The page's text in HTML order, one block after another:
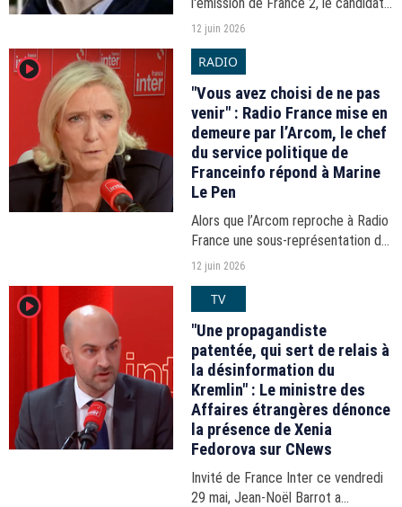
LR à la présidentielle avait été
place pour favoriser l'équipe du Puy
12 juin 2026
player2 RADIO
"Vous avez choisi de ne pas
venir" : Radio France mise en
demeure par l’Arcom, le chef
du service politique de
Franceinfo répond à Marine
Le Pen
Alors que l’Arcom reproche à Radio
France une sous-représentation du
Rassemblement national en journée,
Pen et Jordan Bardella déclinent
12 juin 2026
player2 TV
"Une propagandiste
patentée, qui sert de relais à
la désinformation du
Kremlin" : Le ministre des
Affaires étrangères dénonce
la présence de Xenia
Fedorova sur CNews
Invité de France Inter ce vendredi
29 mai, Jean-Noël Barrot a